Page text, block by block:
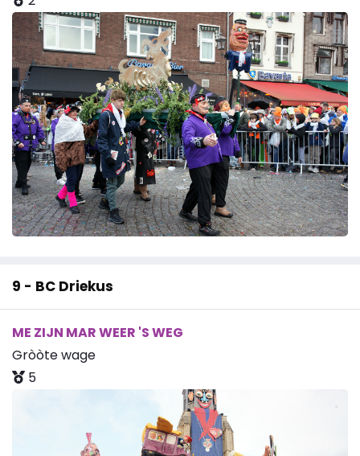
9 - BC Driekus
ME ZIJN MAR WEER 'S WEG
Gròòte wage
5